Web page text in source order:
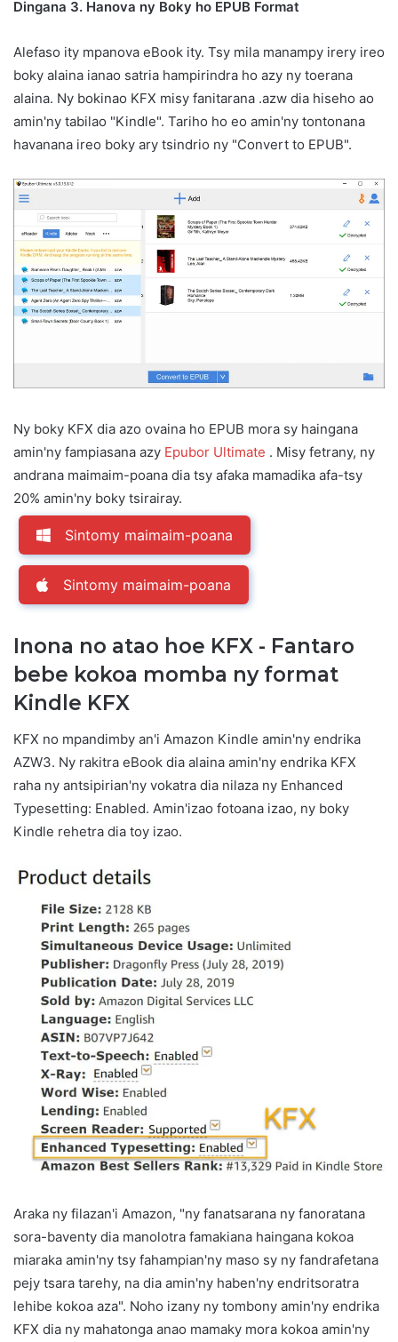
Dingana 3. Hanova ny Boky ho EPUB Format
Alefaso ity mpanova eBook ity. Tsy mila manampy irery ireo
boky alaina ianao satria hampirindra ho azy ny toerana
alaina. Ny bokinao KFX misy fanitarana .azw dia hiseho ao
amin'ny tabilao "Kindle". Tariho ho eo amin'ny tontonana
havanana ireo boky ary tsindrio ny "Convert to EPUB".
Ny boky KFX dia azo ovaina ho EPUB mora sy haingana
amin'ny fampiasana azy Epubor Ultimate . Misy fetrany, ny
andrana maimaim-poana dia tsy afaka mamadika afa-tsy
20% amin'ny boky tsirairay.
Sintomy maimaim-poana
Sintomy maimaim-poana
Inona no atao hoe KFX - Fantaro
bebe kokoa momba ny format
Kindle KFX
KFX no mpandimby an'i Amazon Kindle amin'ny endrika
AZW3. Ny rakitra eBook dia alaina amin'ny endrika KFX
raha ny antsipirian'ny vokatra dia nilaza ny Enhanced
Typesetting: Enabled. Amin'izao fotoana izao, ny boky
Kindle rehetra dia toy izao.
Araka ny filazan'i Amazon, "ny fanatsarana ny fanoratana
sora-baventy dia manolotra famakiana haingana kokoa
miaraka amin'ny tsy fahampian'ny maso sy ny fandrafetana
pejy tsara tarehy, na dia amin'ny haben'ny endritsoratra
lehibe kokoa aza". Noho izany ny tombony amin'ny endrika
KFX dia ny mahatonga anao mamaky mora kokoa amin'ny